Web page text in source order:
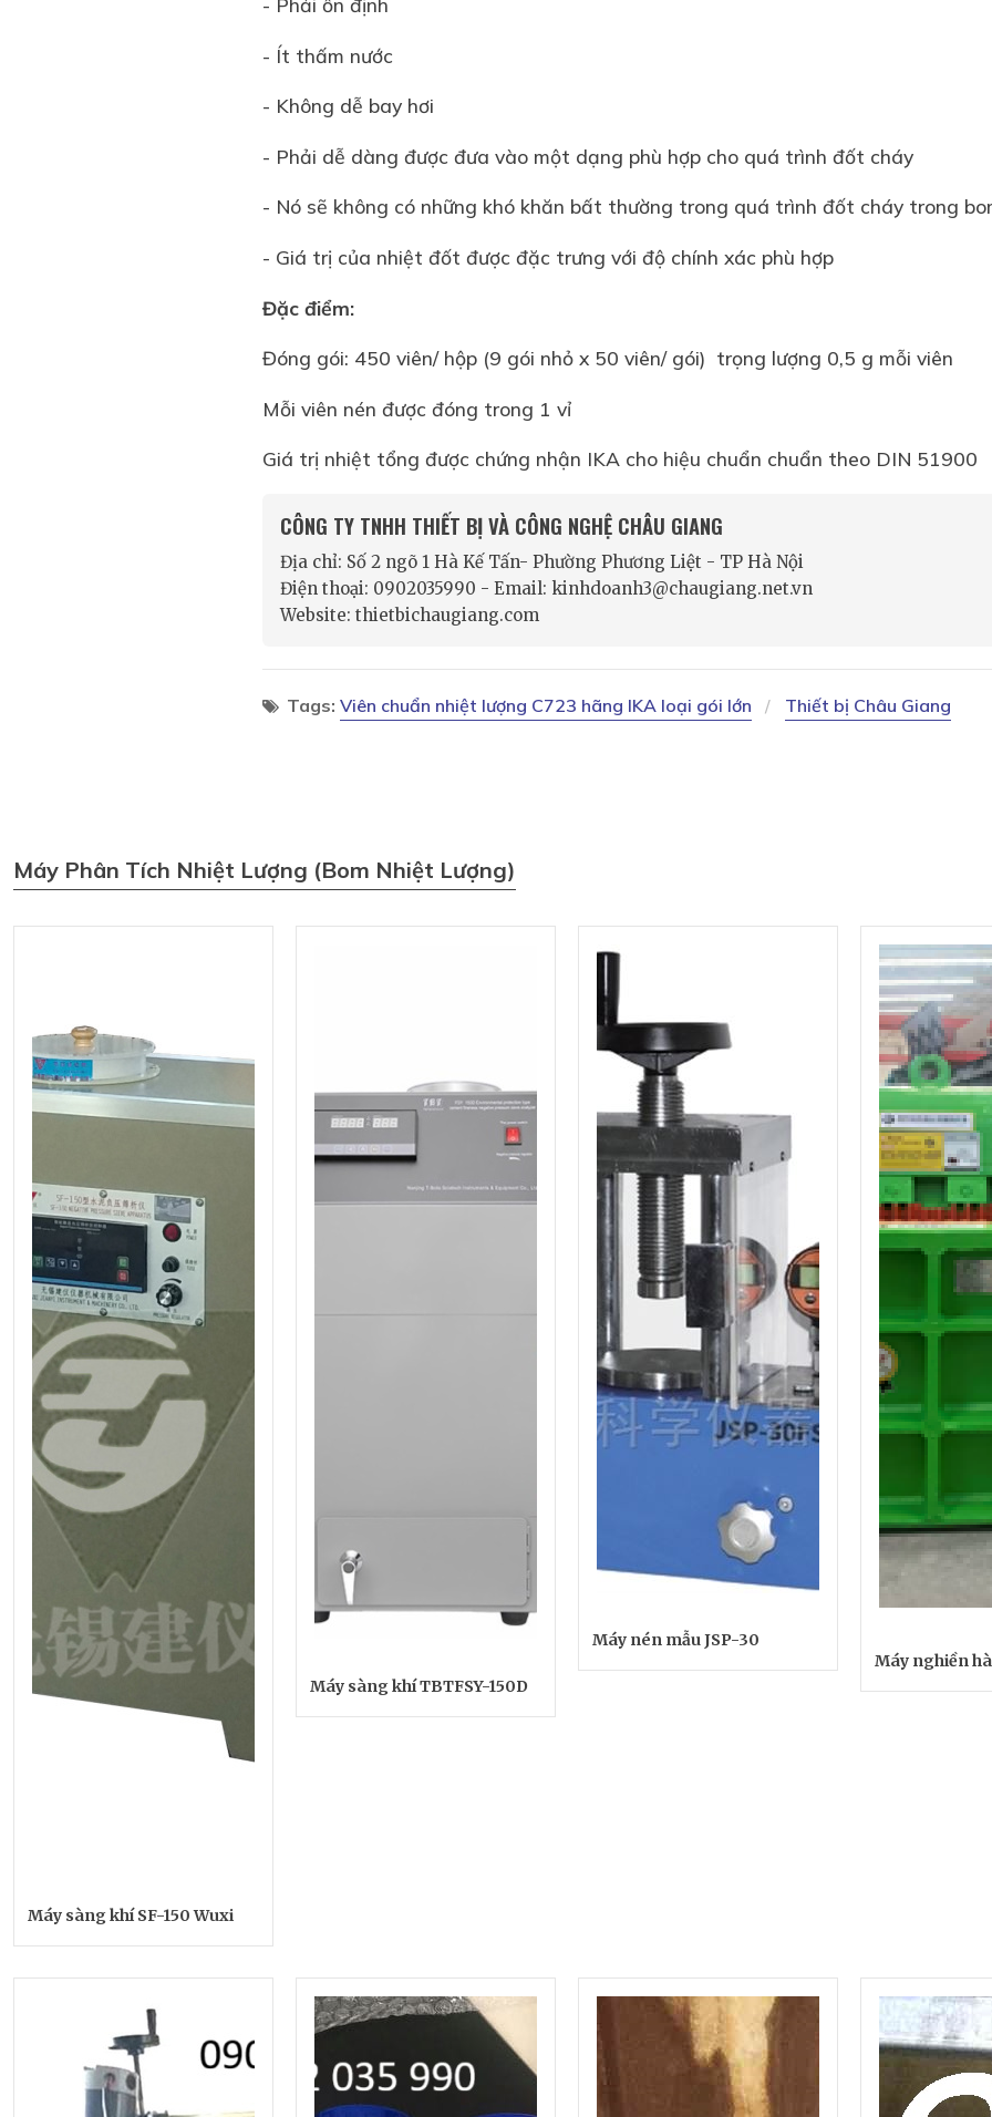
- Ít thấm nước
- Không dễ bay hơi
- Phải dễ dàng được đưa vào một dạng phù hợp cho quá trình đốt cháy
- Nó sẽ không có những khó khăn bất thường trong quá trình đốt cháy trong
- Giá trị của nhiệt đốt được đặc trưng với độ chính xác phù hợp
Đặc điểm:
Đóng gói: 450 viên/ hộp (9 gói nhỏ x 50 viên/ gói) trọng lượng 0,5 g mỗi viên
Mỗi viên nén được đóng trong 1 vỉ
Giá trị nhiệt tổng được chứng nhận IKA cho hiệu chuẩn chuẩn theo DIN 51900
CÔNG TY TNHH THIẾT BỊ VÀ CÔNG NGHỆ CHÂU GIANG
Địa chỉ: Số 2 ngõ 1 Hà Kế Tấn- Phường Phương Liệt - TP Hà Nội
Điện thoại: 0902035990 - Email: kinhdoanh3@chaugiang.net.vn
Website: thietbichaugiang.com
Tags: Viên chuẩn nhiệt lượng C723 hãng IKA loại gói lớn Thiết bị Châu Giang
Máy Phân Tích Nhiệt Lượng (bom Nhiệt Lượng)
Máy sàng khí SF-150 Wuxi
Máy sàng khí TBTFSY-150D
Máy nén mẫu JSP-30
Máy nghiền